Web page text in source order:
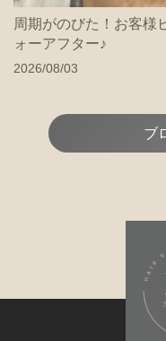
周期がのびた！お客様
ォーアフター♪
2026/08/03
ブ